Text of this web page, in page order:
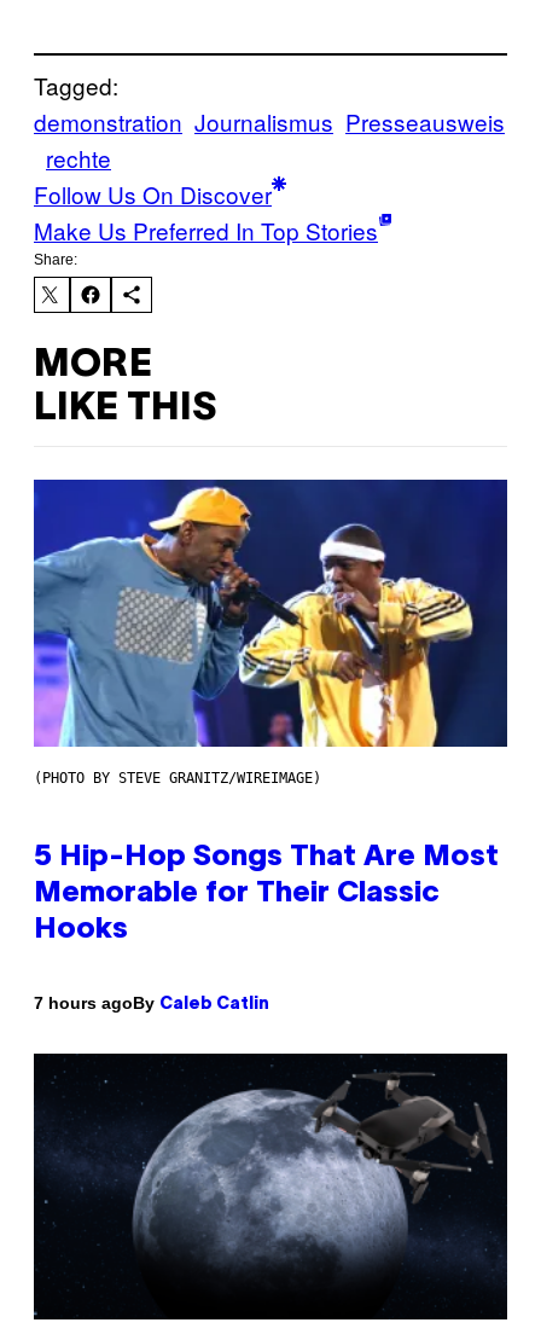
Tagged:
demonstration Journalismus Presseausweis
rechte
Follow Us On Discover
Make Us Preferred In Top Stories
Share:
MORE
LIKE THIS
(PHOTO BY STEVE GRANITZ/WIREIMAGE)
5 Hip-Hop Songs That Are Most
Memorable for Their Classic
Hooks
7 hours agoBy Caleb Catlin